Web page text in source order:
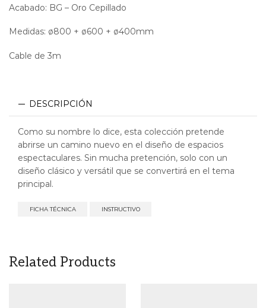
Acabado: BG – Oro Cepillado
Medidas: ø800 + ø600 + ø400mm
Cable de 3m
DESCRIPCIÓN
Como su nombre lo dice, esta colección pretende
abrirse un camino nuevo en el diseño de espacios
espectaculares. Sin mucha pretención, solo con un
diseño clásico y versátil que se convertirá en el tema
principal.
FICHA TÉCNICA INSTRUCTIVO
Related Products